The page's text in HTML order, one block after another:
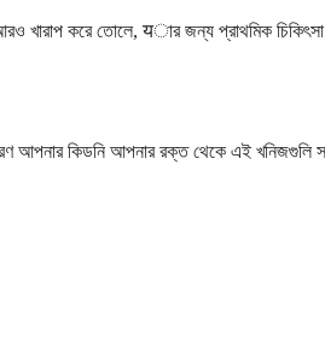
আরও খারাপ করে তোলে, यার জন্য প্রাথমিক
আপনার কিডনি আপনার রক্ত থেকে এই খনিজগুলি